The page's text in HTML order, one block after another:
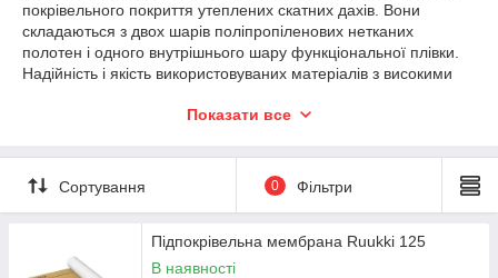
покрівельного покриття утеплених скатних дахів. Вони
складаються з двох шарів поліпропіленових нетканих
полотен і одного внутрішнього шару функціональної плівки.
Надійність і якість використовуваних матеріалів з високими
результат ідеального, дуже щільного розподілу багатьох дуже
міцністю, що при специфіку роботи на даху є однією з
ключових умов для якості покрівельних робіт. Їх екстремальна
Показати все
Сортування 0 Фільтри
Підпокрівельна мембрана Ruukki 125
В наявності